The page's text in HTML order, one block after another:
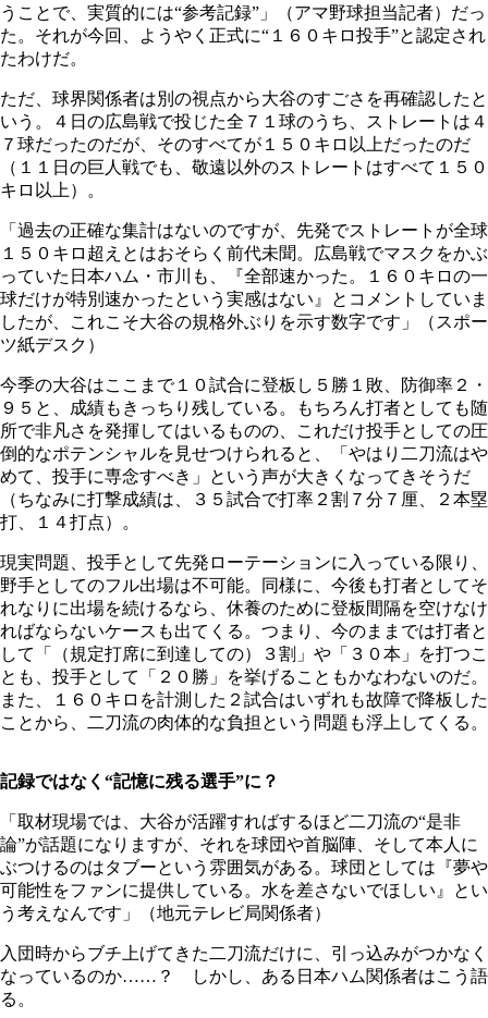
うことで、実質的には“参考記録”」（アマ野球担当記者）だっ
た。それが今回、ようやく正式に“１６０キロ投手”と認定され
たわけだ。
ただ、球界関係者は別の視点から大谷のすごさを再確認したと
いう。４日の広島戦で投じた全７１球のうち、ストレートは４
７球だったのだが、そのすべてが１５０キロ以上だったのだ
（１１日の巨人戦でも、敬遠以外のストレートはすべて１５０
キロ以上）。
「過去の正確な集計はないのですが、先発でストレートが全球
１５０キロ超えとはおそらく前代未聞。広島戦でマスクをかぶ
っていた日本ハム・市川も、『全部速かった。１６０キロの一
球だけが特別速かったという実感はない』とコメントしていま
したが、これこそ大谷の規格外ぶりを示す数字です」（スポー
ツ紙デスク）
今季の大谷はここまで１０試合に登板し５勝１敗、防御率２・
９５と、成績もきっちり残している。もちろん打者としても随
所で非凡さを発揮してはいるものの、これだけ投手としての圧
倒的なポテンシャルを見せつけられると、「やはり二刀流はや
めて、投手に専念すべき」という声が大きくなってきそうだ
（ちなみに打撃成績は、３５試合で打率２割７分７厘、２本塁
打、１４打点）。
現実問題、投手として先発ローテーションに入っている限り、
野手としてのフル出場は不可能。同様に、今後も打者としてそ
れなりに出場を続けるなら、休養のために登板間隔を空けなけ
ればならないケースも出てくる。つまり、今のままでは打者と
して「（規定打席に到達しての）３割」や「３０本」を打つこ
とも、投手として「２０勝」を挙げることもかなわないのだ。
また、１６０キロを計測した２試合はいずれも故障で降板した
ことから、二刀流の肉体的な負担という問題も浮上してくる。
記録ではなく“記憶に残る選手”に？
「取材現場では、大谷が活躍すればするほど二刀流の“是非
論”が話題になりますが、それを球団や首脳陣、そして本人に
ぶつけるのはタブーという雰囲気がある。球団としては『夢や
可能性をファンに提供している。水を差さないでほしい』とい
う考えなんです」（地元テレビ局関係者）
入団時からブチ上げてきた二刀流だけに、引っ込みがつかなく
なっているのか……？ しかし、ある日本ハム関係者はこう語
る。